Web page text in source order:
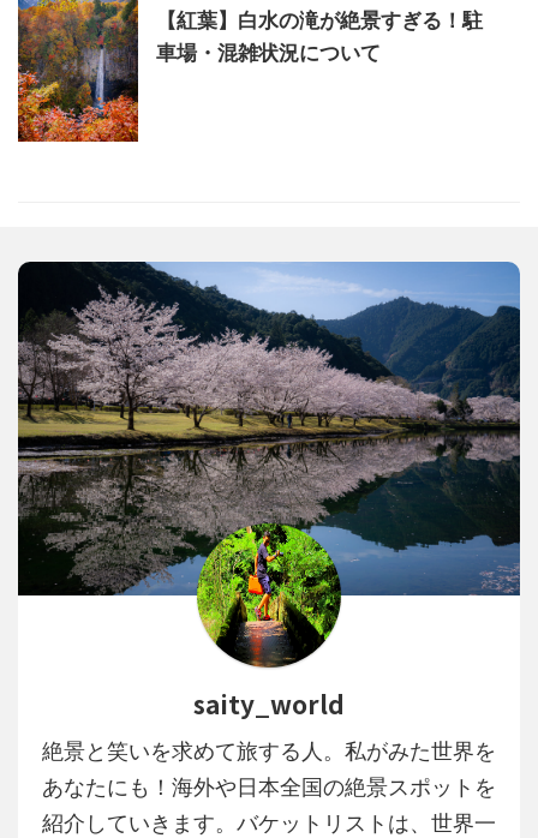
【紅葉】白水の滝が絶景すぎる！駐
車場・混雑状況について
saity_world
絶景と笑いを求めて旅する人。私がみた世界を
あなたにも！海外や日本全国の絶景スポットを
紹介していきます。バケットリストは、世界一